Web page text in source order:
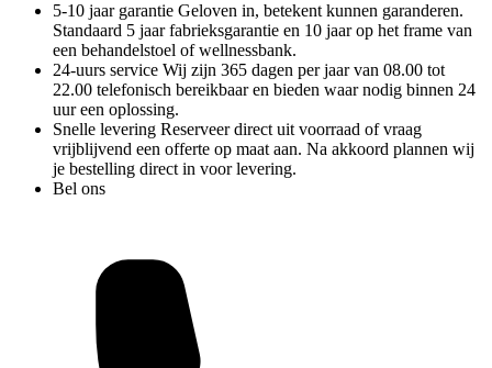
5-10 jaar garantie Geloven in, betekent kunnen garanderen.
Standaard 5 jaar fabrieksgarantie en 10 jaar op het frame van
een behandelstoel of wellnessbank.
24-uurs service Wij zijn 365 dagen per jaar van 08.00 tot
22.00 telefonisch bereikbaar en bieden waar nodig binnen 24
uur een oplossing.
Snelle levering Reserveer direct uit voorraad of vraag
vrijblijvend een offerte op maat aan. Na akkoord plannen wij
je bestelling direct in voor levering.
Bel ons